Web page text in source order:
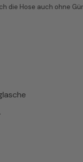
die Hose auch ohne